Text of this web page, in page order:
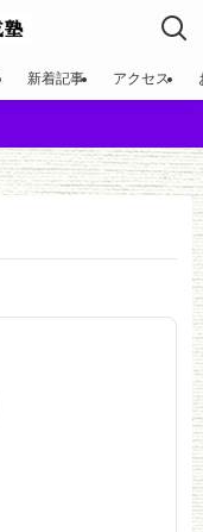
新着記事 アクセス